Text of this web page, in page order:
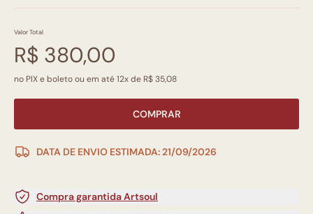
Valor Total
R$ 380,00
no PIX e boleto ou em até 12x de R$ 35,08
COMPRAR
DATA DE ENVIO ESTIMADA: 21/09/2026
Compra garantida Artsoul